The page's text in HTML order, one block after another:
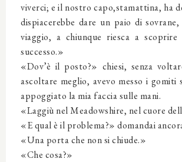
viverci; e il nostro capo,stamattina, ha
dispiacerebbe dare un paio di
viaggio, a chiunque riesca a scoprire
successo.»
«Dov’è il posto?» chiesi, senza
ascoltare meglio, avevo messo i gomiti
appoggiato la mia faccia sulle mani.
«Laggiù nel Meadowshire, nel cuore
«E qual è il problema?» domandai
«Una porta che non si chiude.»
«Che cosa?»